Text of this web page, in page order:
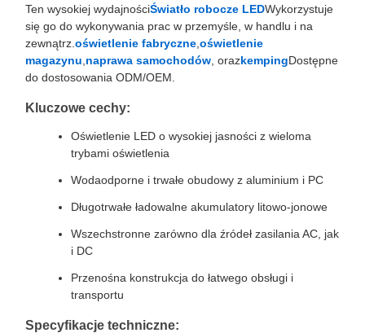
Ten wysokiej wydajnościŚwiatło robocze LEDWykorzystuje
się go do wykonywania prac w przemyśle, w handlu i na
zewnątrz. oświetlenie fabryczne oświetlenie
magazynu naprawa samochodów , orazkempingDostępne
do dostosowania ODM/OEM.
Kluczowe cechy:
Oświetlenie LED o wysokiej jasności z wieloma
trybami oświetlenia
Wodaodporne i trwałe obudowy z aluminium i PC
Długotrwałe ładowalne akumulatory litowo-jonowe
Wszechstronne zarówno dla źródeł zasilania AC, jak
i DC
Przenośna konstrukcja do łatwego obsługi i
transportu
Specyfikacje techniczne: